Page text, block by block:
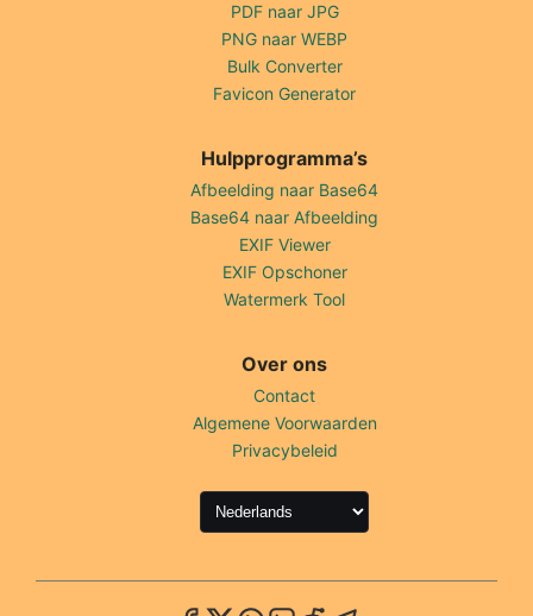
PDF naar JPG
PNG naar WEBP
Bulk Converter
Favicon Generator
Hulpprogramma’s
Afbeelding naar Base64
Base64 naar Afbeelding
EXIF Viewer
EXIF Opschoner
Watermerk Tool
Over ons
Contact
Algemene Voorwaarden
Privacybeleid